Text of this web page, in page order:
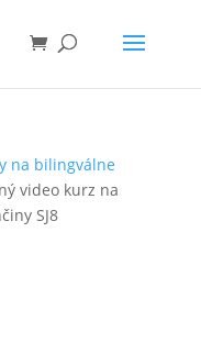
na bilingválne
video kurz na
SJ8